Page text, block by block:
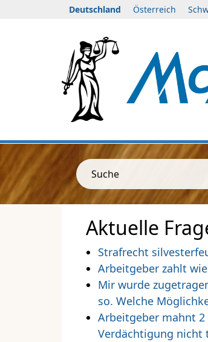
Deutschland Österreich
Suche
Aktuelle
Strafrecht
Arbeitgeber zahlt
Mir wurde
so. Welche
Arbeitgeber mahnt
Verdächtigung nicht